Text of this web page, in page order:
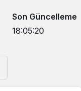
Son Güncelleme
18:05:20